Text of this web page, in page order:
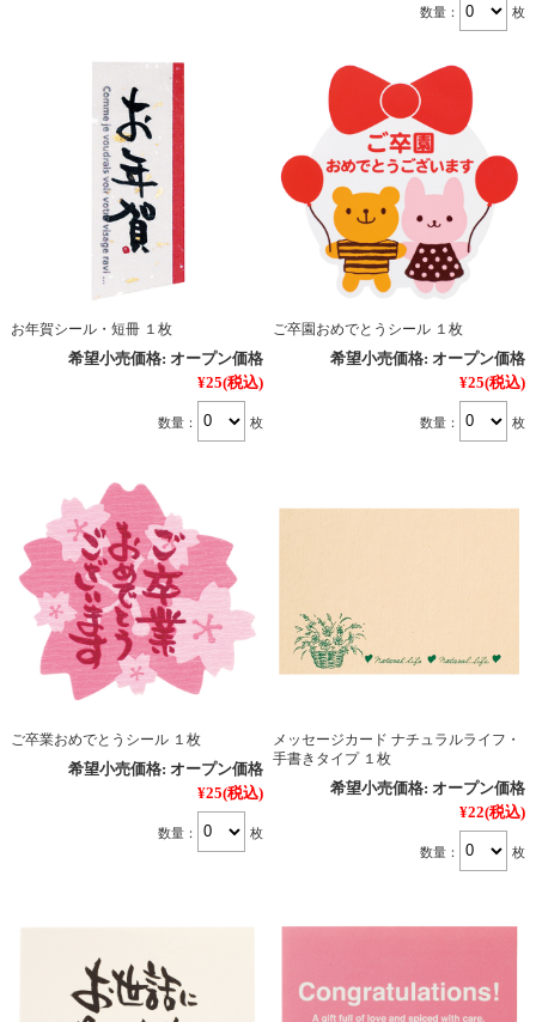
数量： 枚
お年賀シール・短冊 １枚
希望小売価格: オープン価格
¥25(税込)
数量： 枚
ご卒園おめでとうシール １枚
希望小売価格: オープン価格
¥25(税込)
数量： 枚
ご卒業おめでとうシール １枚
希望小売価格: オープン価格
¥25(税込)
数量： 枚
メッセージカード ナチュラルライフ・
手書きタイプ １枚
希望小売価格: オープン価格
¥22(税込)
数量： 枚